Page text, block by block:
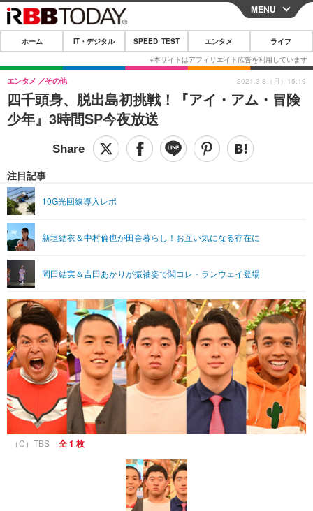
CLOSE
ホーム
IT・デジタル
IT・デジタルTOP スマートフォン
ショッピング その他
SPEED TEST
エンタメTOP 映画・ドラマ
グラビア ブログ
ショッピング その他
ライフTOP
リリース一覧
プッシュ通知の停止方法
MENU
ホーム IT・デジタル SPEED TEST エンタメ ライフ
四千頭身、脱出島初挑戦！『アイ・アム・冒険
少年』3時間SP今夜放送
エンタメ その他
注目記事
10G光回線導入レポ
新垣結衣＆中村倫也が田舎暮らし！お互い気になる存在に
岡田結実＆吉田あかりが振袖姿で関コレ・ランウェイ登場
2021.3.8（月）15:19
（C）TBS 全 1 枚